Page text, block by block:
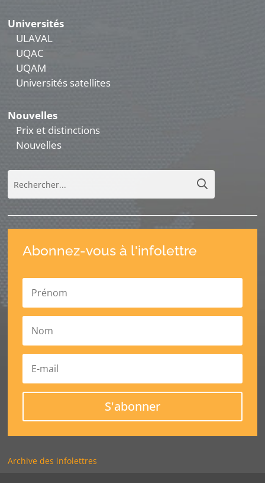
Universités
ULAVAL
UQAC
UQAM
Universités satellites
Nouvelles
Prix et distinctions
Nouvelles
Abonnez-vous à l'infolettre
S'abonner
Archive des infolettres